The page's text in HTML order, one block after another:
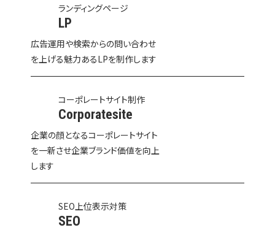
ランディングページ
LP
広告運用や検索からの問い合わせ
を上げる魅力あるLPを制作します
コーポレートサイト制作
Corporatesite
企業の顔となるコーポレートサイト
を一新させ企業ブランド価値を向上
します
SEO上位表示対策
SEO